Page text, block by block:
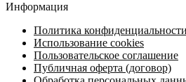
Информация
Политика конфиденциальности
Использование cookies
Пользовательское соглашение
Публичная оферта (договор)